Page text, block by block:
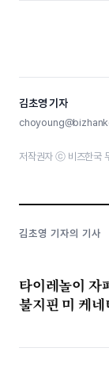
김초영 기자
저작권자 ⓒ 비즈한국
김초영 기자의 기사
타이레놀이 자
불지핀 미 케